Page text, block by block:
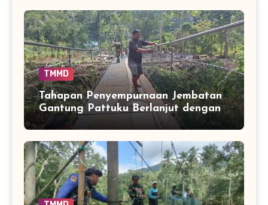
TMMD
Tahapan Penyempurnaan Jembatan
Gantung Pattuku Berlanjut dengan
Pemasangan Jaring Pengaman